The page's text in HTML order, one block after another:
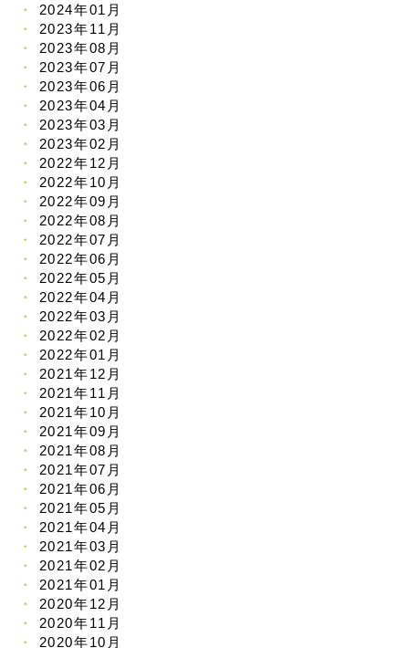
2024年01月
2023年11月
2023年08月
2023年07月
2023年06月
2023年04月
2023年03月
2023年02月
2022年12月
2022年10月
2022年09月
2022年08月
2022年07月
2022年06月
2022年05月
2022年04月
2022年03月
2022年02月
2022年01月
2021年12月
2021年11月
2021年10月
2021年09月
2021年08月
2021年07月
2021年06月
2021年05月
2021年04月
2021年03月
2021年02月
2021年01月
2020年12月
2020年11月
2020年10月